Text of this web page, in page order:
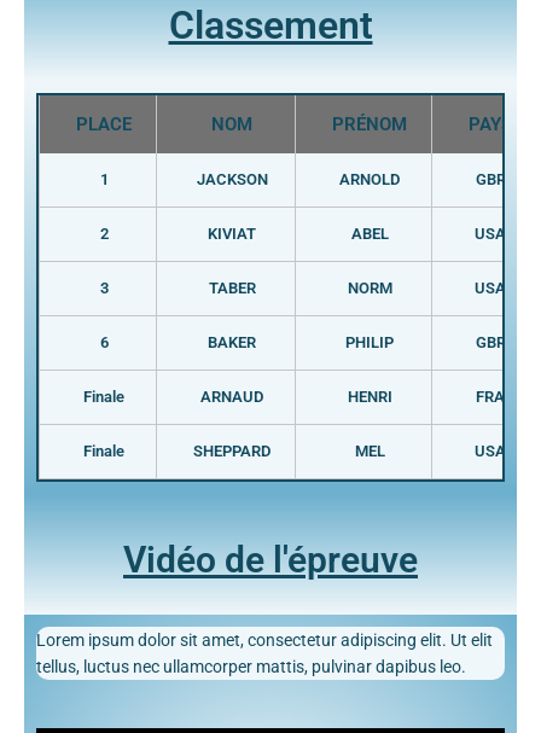
Classement
PLACE NOM PRÉNOM PAYS
1 JACKSON ARNOLD GBR
2 KIVIAT ABEL USA
3 TABER NORM USA
6 BAKER PHILIP GBR
Finale ARNAUD HENRI FRA
Finale SHEPPARD MEL USA
Vidéo de l'épreuve
Lorem ipsum dolor sit amet, consectetur adipiscing elit. Ut elit
tellus, luctus nec ullamcorper mattis, pulvinar dapibus leo.